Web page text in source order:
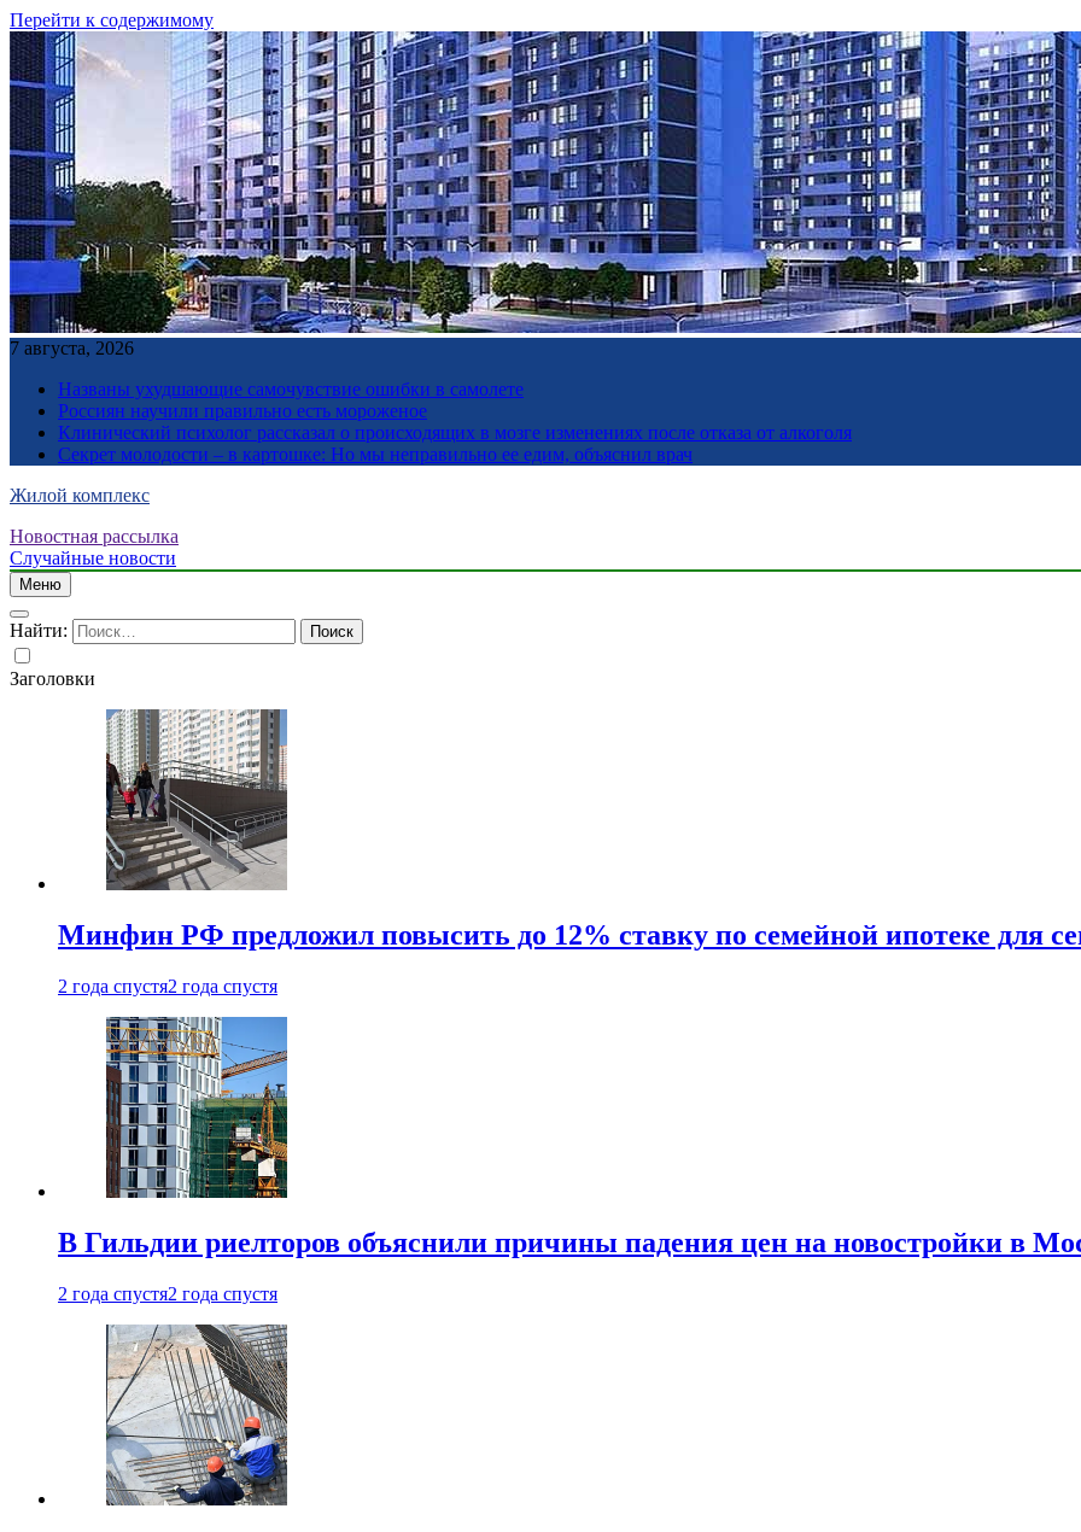
Перейти к содержимому
7 августа, 2026
Названы ухудшающие самочувствие ошибки в самолете
Россиян научили правильно есть мороженое
Клинический психолог рассказал о происходящих в мозге изменениях после отказа от алкоголя
Секрет молодости – в картошке: Но мы неправильно ее едим, объяснил врач
Жилой комплекс
Новостная рассылка
Случайные новости
Меню
Найти:
Заголовки
Минфин РФ предложил повысить до 12% ставку по семейной ипотеке для
2 года спустя2 года спустя
В Гильдии риелторов объяснили причины падения цен на новостройки в
2 года спустя2 года спустя